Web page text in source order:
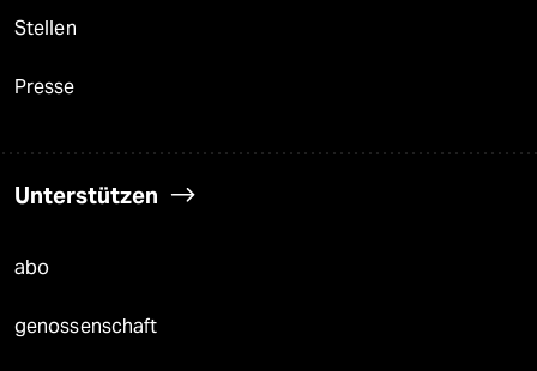
Stellen
Presse
Unterstützen
abo
genossenschaft